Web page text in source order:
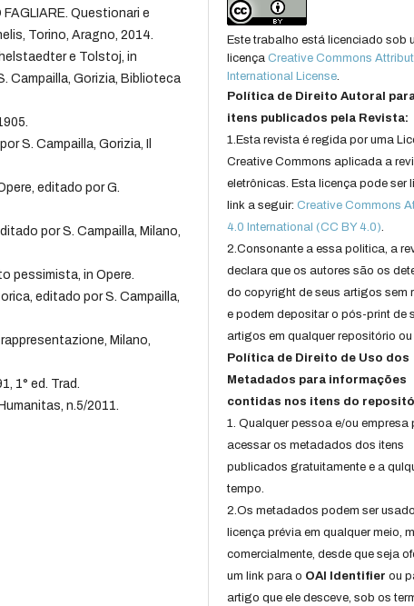
FAGLIARE. Questionari e
Torino, Aragno, 2014.
e Tolstoj, in
Campailla, Gorizia, Biblioteca
S. Campailla, Gorizia, Il
editado por G.
por S. Campailla, Milano,
pessimista, in Opere.
editado por S. Campailla,
Milano,
1° ed. Trad.
n.5/2011.
Este trabalho está licenciado sob
licençaCreative Commons
International License.
Política de Direito Autoral
itens publicados pela Revista:
1.Esta revista é regida por uma
Creative Commons aplicada a
eletrônicas. Esta licença pode ser
link a seguir:Creative Commons
4.0 International (CC BY 4.0).
2.Consonante a essa politica, a
declara que os autores são os
do copyright de seus artigos sem
e podem depositar o pós-print de
artigos em qualquer repositório ou
Política de Direito de Uso dos
Metadados para informações
contidas nos itens do
1. Qualquer pessoa e/ou empresa
acessar os metadados dos itens
publicados gratuitamente e a
tempo.
2.Os metadados podem ser
licença prévia em qualquer meio,
comercialmente, desde que seja
um link para o OAI Identifier ou
artigo que ele desceve, sob os